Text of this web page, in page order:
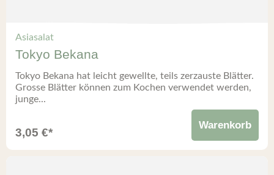
Asiasalat
Tokyo Bekana
Tokyo Bekana hat leicht gewellte, teils zerzauste Blätter.
Grosse Blätter können zum Kochen verwendet werden,
junge...
3,05 €*
Warenkorb